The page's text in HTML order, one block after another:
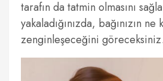
tarafın da tatmin olmasını
yakaladığınızda, bağınızın
zenginleşeceğini göreceksiniz.